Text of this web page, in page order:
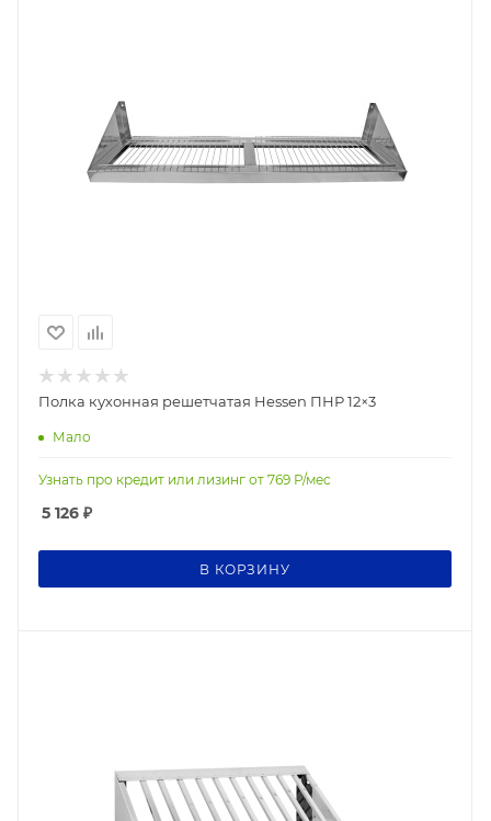
Полка кухонная решетчатая Hessen ПНР 12×3
Мало
Узнать про кредит или лизинг от 769 Р/мес
5 126 ₽
В КОРЗИНУ